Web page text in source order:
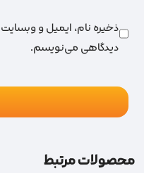
ذخیره نام، ایمیل و وبسایت
دیدگاهی می‌نویسم.
محصولات مرتبط